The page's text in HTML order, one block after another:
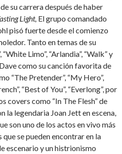
su carrera después de haber
Light, El grupo comandado
pisó fuerte desde el comienzo
Tanto en temas de su
Limo”, “Arlandia”, “Walk” y
como su canción favorita de
“The Pretender”, “My Hero”,
“Best of You”, “Everlong”, por
covers como “In The Flesh” de
la legendaria Joan Jett en escena,
son uno de los actos en vivo más
se pueden encontrar en la
escenario y un histrionismo